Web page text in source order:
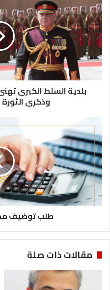
السلط
الكبرى
تهنئ
قائد
الوطن
بيوم
الجيش
وذكرى
بلدية السلط الكبرى
وذكرى الثورة
توضيف
محاسبين
هام
جدا
طلب توضيف
مقالات ذات صلة